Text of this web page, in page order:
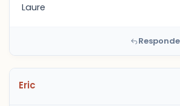
Laure
Eric